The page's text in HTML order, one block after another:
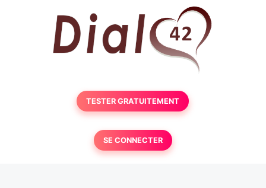
TESTER GRATUITEMENT
SE CONNECTER